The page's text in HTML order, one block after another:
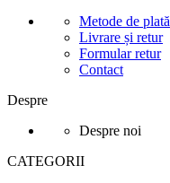
Metode de plată
Livrare și retur
Formular retur
Contact
Despre
Despre noi
CATEGORII